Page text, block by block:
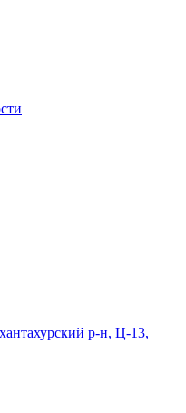
р-н, Ц-13,